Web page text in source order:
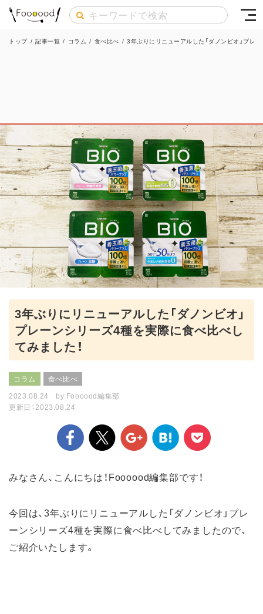
トップ / 記事一覧 / コラム / 食べ比べ / 3年ぶりにリニューアルした「ダノンビオ」プレ
3年ぶりにリニューアルした「ダノンビオ」
プレーンシリーズ4種を実際に食べ比べし
てみました！
コラム
食べ比べ
2023.08.24
by Foooood編集部
更新日：2023.08.24
みなさん、こんにちは！Foooood編集部です！
今回は、3年ぶりにリニューアルした「ダノンビオ」プレ
ーンシリーズ4種を実際に食べ比べしてみましたので、
ご紹介いたします。